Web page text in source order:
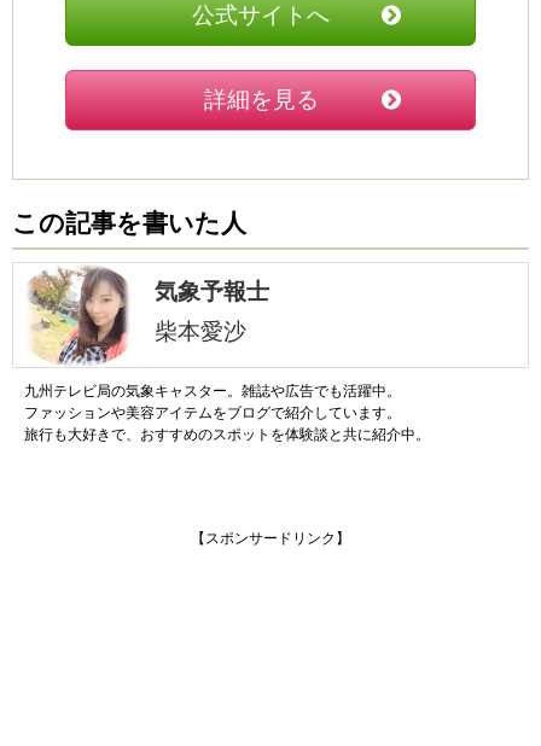
公式サイトへ
詳細を見る
この記事を書いた人
気象予報士
柴本愛沙
九州テレビ局の気象キャスター。雑誌や広告でも活躍中。
ファッションや美容アイテムをブログで紹介しています。
旅行も大好きで、おすすめのスポットを体験談と共に紹介中。
【スポンサードリンク】